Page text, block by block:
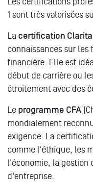
1 sont très valorisées
La certification
connaissances sur
financière. Elle est
début de carrière ou
étroitement avec des
Le programme CFA
mondialement
exigence. La
comme l'éthique, les
l'économie, la gestion
d'entreprise.